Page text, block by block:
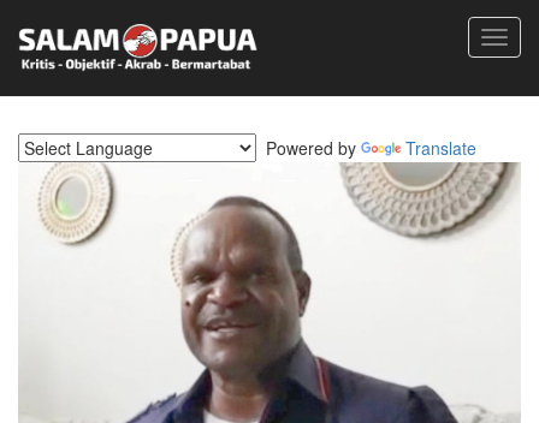
Powered by Translate